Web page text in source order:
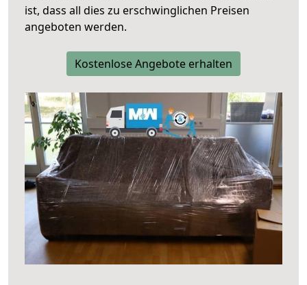
ist, dass all dies zu erschwinglichen Preisen
angeboten werden.
Kostenlose Angebote erhalten